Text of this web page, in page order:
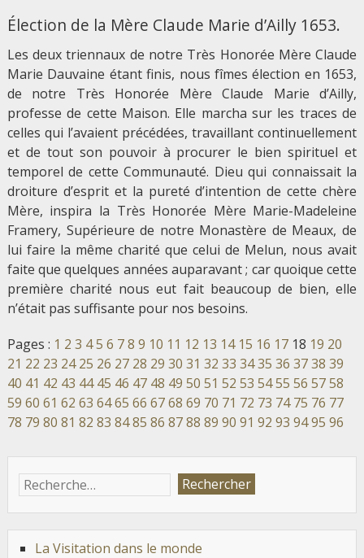
Élection de la Mère Claude Marie d’Ailly 1653.
Les deux triennaux de notre Très Honorée Mère Claude
Marie Dauvaine étant finis, nous fîmes élection en 1653,
de notre Très Honorée Mère Claude Marie d’Ailly,
professe de cette Maison. Elle marcha sur les traces de
celles qui l’avaient précédées, travaillant continuellement
et de tout son pouvoir à procurer le bien spirituel et
temporel de cette Communauté. Dieu qui connaissait la
droiture d’esprit et la pureté d’intention de cette chère
Mère, inspira la Très Honorée Mère Marie-Madeleine
Framery, Supérieure de notre Monastère de Meaux, de
lui faire la même charité que celui de Melun, nous avait
faite que quelques années auparavant ; car quoique cette
première charité nous eut fait beaucoup de bien, elle
n’était pas suffisante pour nos besoins.
Pages : 1 2 3 45 6 78 9 10 11 12 13 14 15 16 1718 19 20
21 22 23 24 25 26 27 28 29 30 31 32 33 3435 36 3738 39
40 41 42 43 44 45 46 47 48 49 50 51 52 53 5455 56 5758
59 60 61 62 63 6465 66 6768 69 70 71 72 73 74 75 76 77
78 79 80 81 82 83 8485 86 8788 89 90 91 92 93 9495 96
La Visitation dans le monde